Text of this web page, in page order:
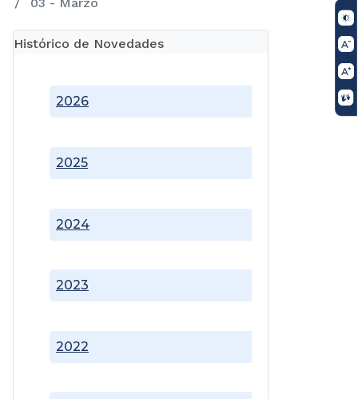
Histórico de Novedades
2022
2023
2024
2025
2026